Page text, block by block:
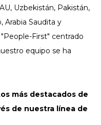
Uzbekistán, Pakistán,
Arabia Saudita y
First" centrado
equipo se ha
más destacados de
de nuestra línea de